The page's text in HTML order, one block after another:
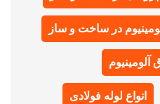
در ساخت و ساز
آلومینیوم
انواع لوله فولادی